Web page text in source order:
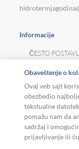
Informacije
ČESTO
REKLAMACIJE I
POVRAT ROBE
USLOVI
Obaveštenje o
Ovaj veb sajt
obezbedio
tekstualne
pomažu nam da
sadržaj i
prijavljivanje ili